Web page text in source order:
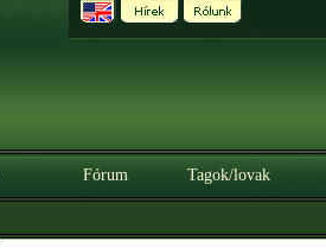
Fórum Tagok/lovak